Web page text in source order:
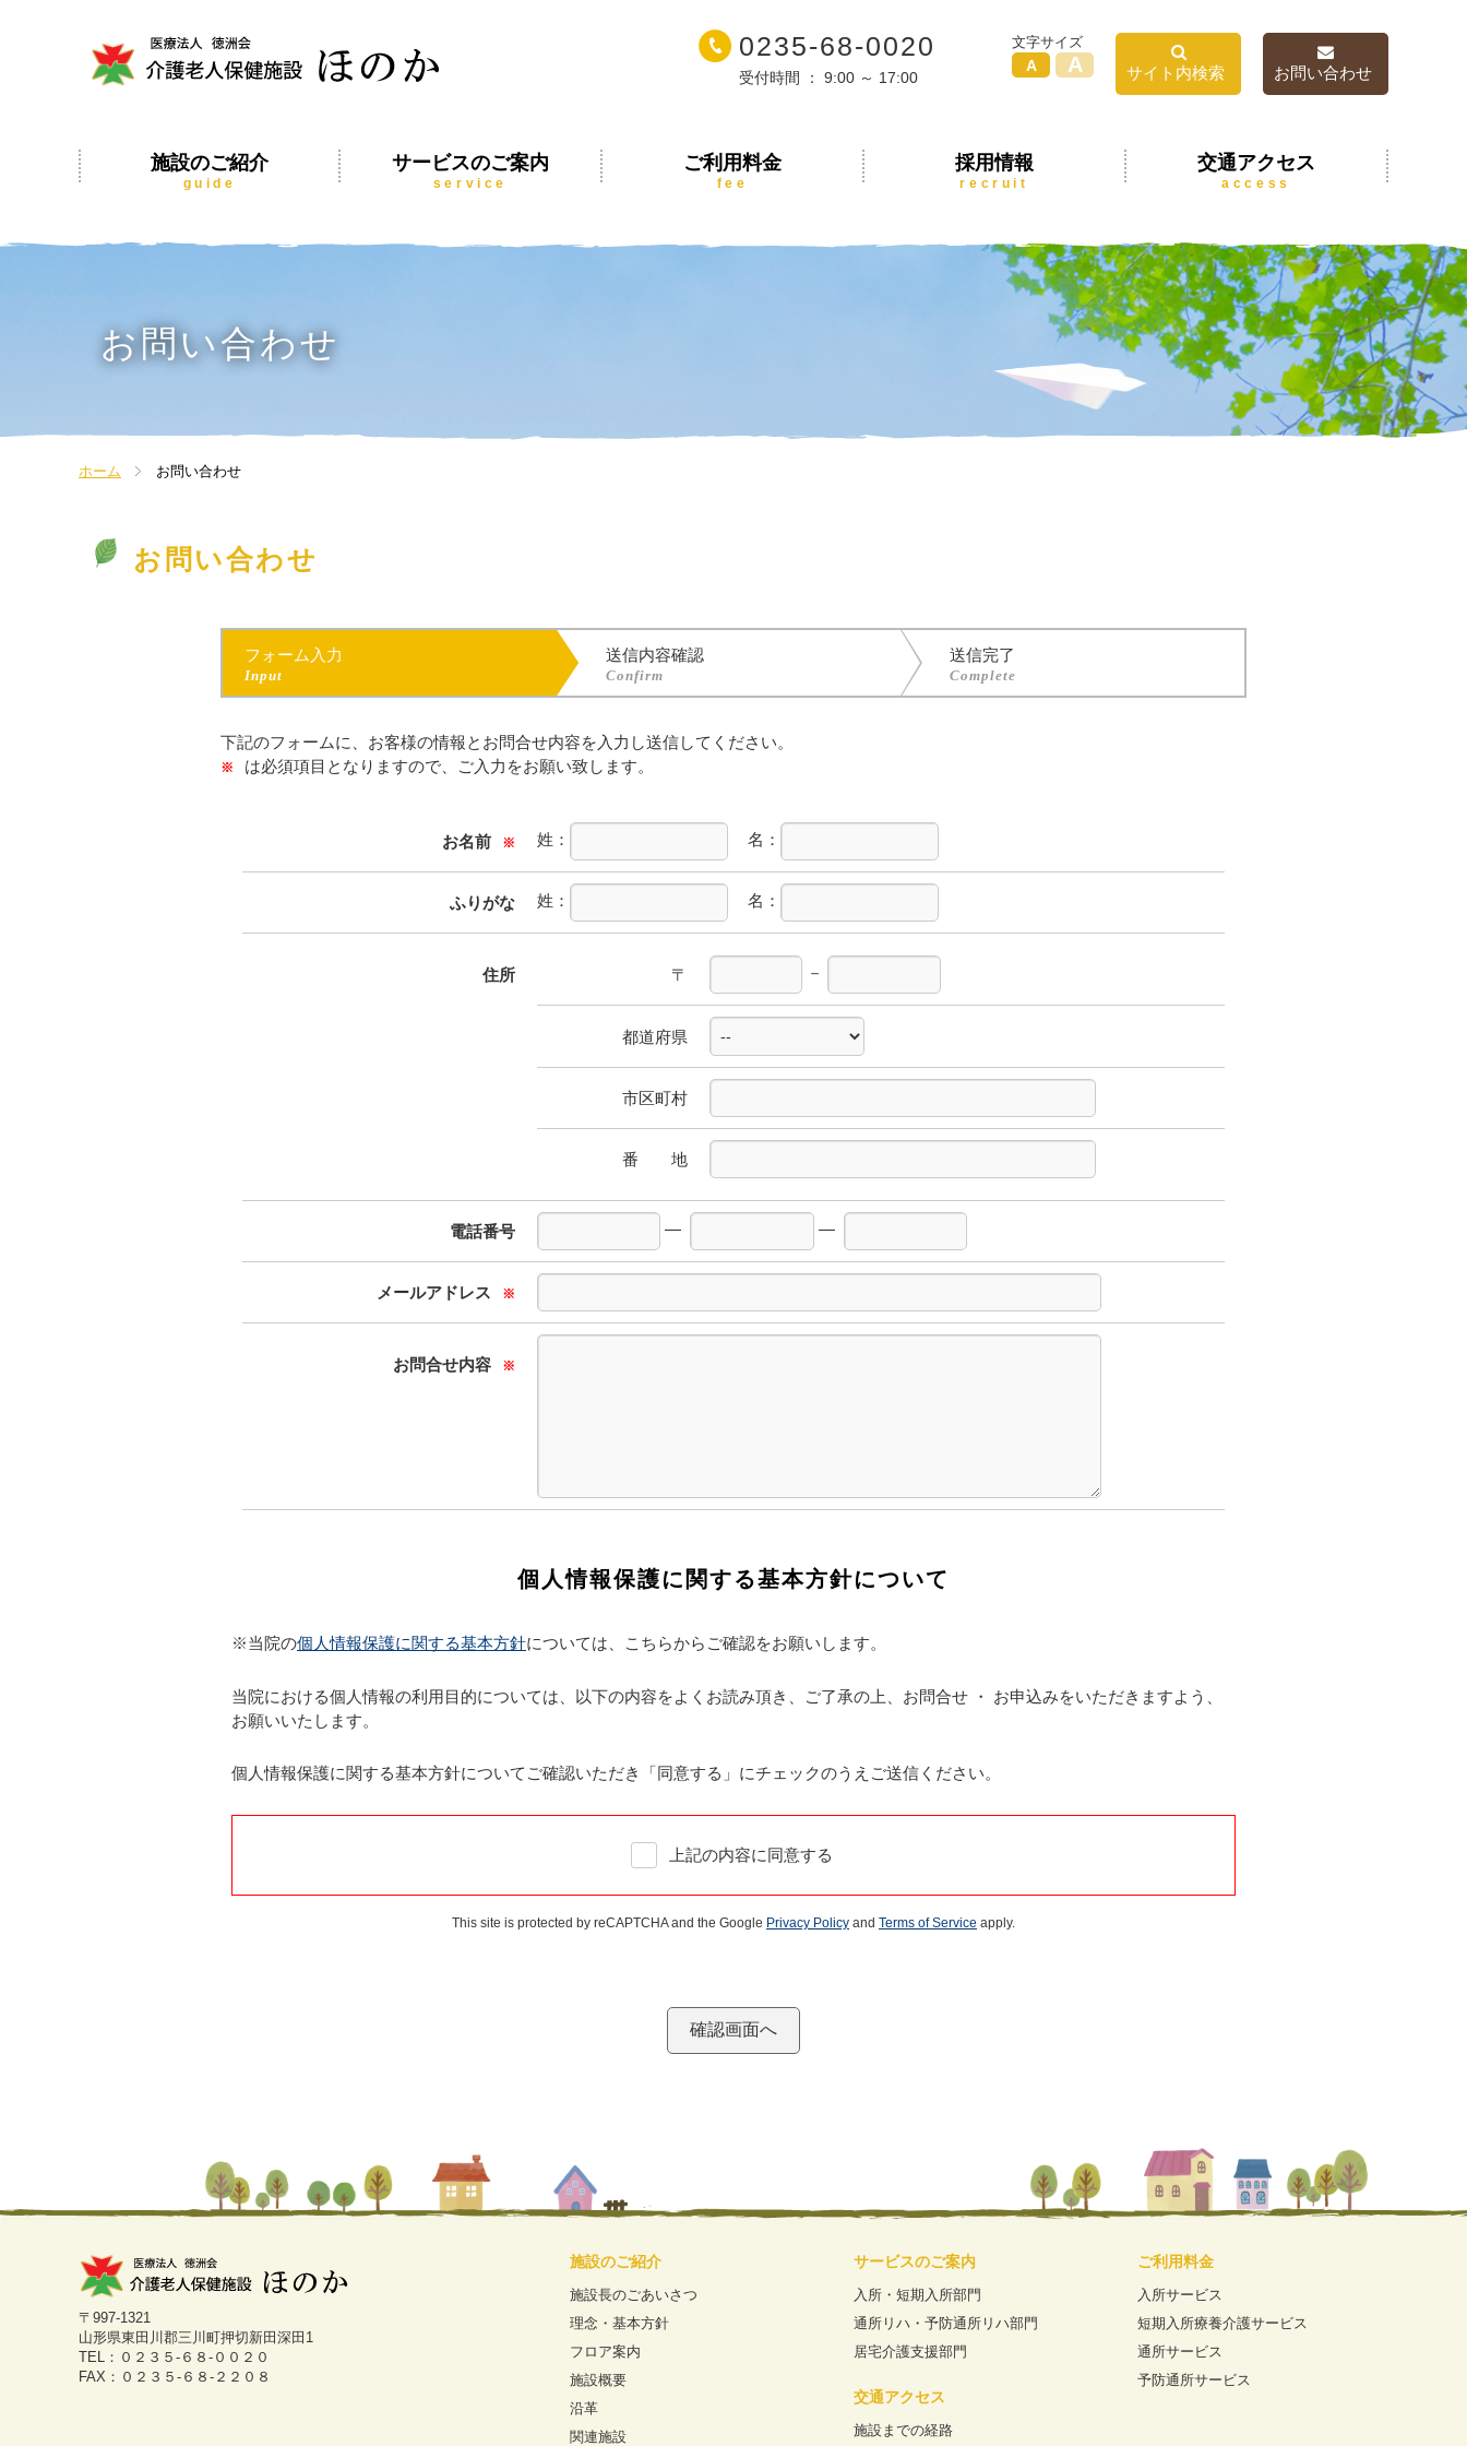
0235-68-0020
受付時間 ： 9:00 ～ 17:00
文字サイズ
A A サイト内検索 お問い合わせ
施設のご紹介
guide
サービスのご案内
service
ご利用料金
fee
採用情報
recruit
交通アクセス
access
お問い合わせ
ホーム お問い合わせ
お問い合わせ
フォーム入力
Input
送信内容確認
Confirm
送信完了
Complete
下記のフォームに、お客様の情報とお問合せ内容を入力し送信してください。
※ は必須項目となりますので、ご入力をお願い致します。
お名前 ※ 姓： 名：
ふりがな 姓： 名：
住所 〒 －
都道府県
市区町村
番 地
電話番号 ― ―
メールアドレス ※
お問合せ内容 ※
個人情報保護に関する基本方針について
※当院の個人情報保護に関する基本方針については、こちらからご確認をお願いします。
当院における個人情報の利用目的については、以下の内容をよくお読み頂き、ご了承の上、お問合せ ・ お申込みをいただきますよう、
お願いいたします。
個人情報保護に関する基本方針についてご確認いただき「同意する」にチェックのうえご送信ください。
上記の内容に同意する
This site is protected by reCAPTCHA and the Google Privacy Policy and Terms of Service apply.
〒997-1321
山形県東田川郡三川町押切新田深田1
TEL：０２３５-６８-００２０
FAX：０２３５-６８-２２０８
施設のご紹介
施設長のごあいさつ
理念・基本方針
フロア案内
施設概要
沿革
関連施設
サービスのご案内
入所・短期入所部門
通所リハ・予防通所リハ部門
居宅介護支援部門
交通アクセス
施設までの経路
ご利用料金
入所サービス
短期入所療養介護サービス
通所サービス
予防通所サービス